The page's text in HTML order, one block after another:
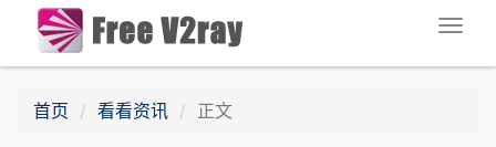
首页 看看资讯 正文